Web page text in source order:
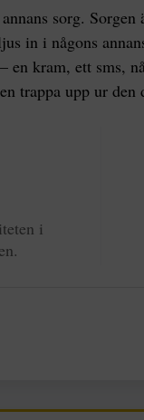
sorg.
in i någons
en kram, ett sms,
trappa upp ur den
i